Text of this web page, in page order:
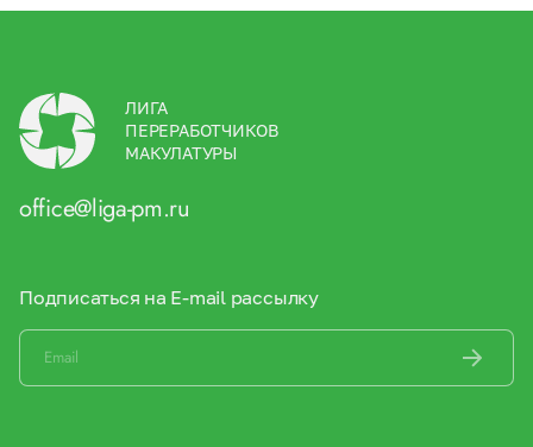
ЛИГА
ПЕРЕРАБОТЧИКОВ
МАКУЛАТУРЫ
office@liga-pm.ru
Подписаться на E-mail рассылку